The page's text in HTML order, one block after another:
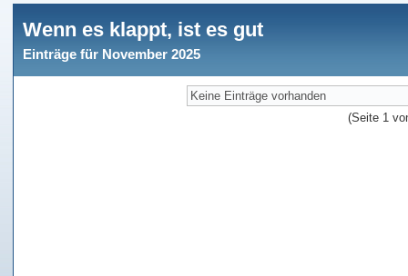
Wenn es klappt, ist es gut
Einträge für November 2025
Keine Einträge vorhanden
(Seite 1